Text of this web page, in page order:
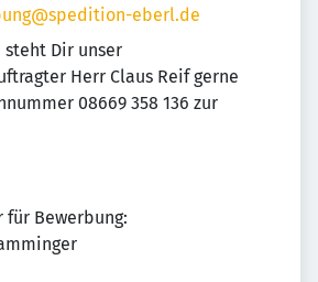
eberl.de
steht Dir unser
Herr Claus Reif gerne
08669 358 136 zur
Bewerbung: